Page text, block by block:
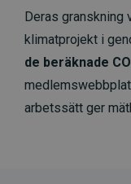
Deras granskning
klimatprojekt i
de beräknade
arbetssätt ger